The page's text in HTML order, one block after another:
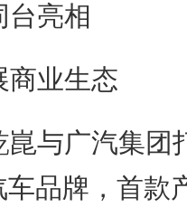
台亮相
商业生态
崑与广汽集
品牌，首款